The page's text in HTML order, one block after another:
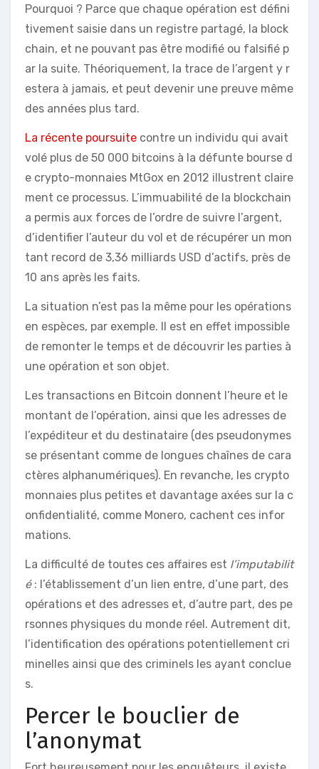
Pourquoi ? Parce que chaque opération est défini
tivement saisie dans un registre partagé, la block
chain, et ne pouvant pas être modifié ou falsifié p
ar la suite. Théoriquement, la trace de l’argent y r
estera à jamais, et peut devenir une preuve même
des années plus tard.
La récente poursuite contre un individu qui avait
volé plus de 50 000 bitcoins à la défunte bourse d
e crypto-monnaies MtGox en 2012 illustrent claire
ment ce processus. L’immuabilité de la blockchain
a permis aux forces de l’ordre de suivre l’argent,
d’identifier l’auteur du vol et de récupérer un mon
tant record de 3,36 milliards USD d’actifs, près de
10 ans après les faits.
La situation n’est pas la même pour les opérations
en espèces, par exemple. Il est en effet impossible
de remonter le temps et de découvrir les parties à
une opération et son objet.
Les transactions en Bitcoin donnent l’heure et le
montant de l’opération, ainsi que les adresses de
l’expéditeur et du destinataire (des pseudonymes
se présentant comme de longues chaînes de cara
ctères alphanumériques). En revanche, les crypto
monnaies plus petites et davantage axées sur la c
onfidentialité, comme Monero, cachent ces infor
mations.
La difficulté de toutes ces affaires est l’imputabilit
é: l’établissement d’un lien entre, d’une part, des
opérations et des adresses et, d’autre part, des pe
rsonnes physiques du monde réel. Autrement dit,
l’identification des opérations potentiellement cri
minelles ainsi que des criminels les ayant conclue
s.
Percer le bouclier de
l’anonymat